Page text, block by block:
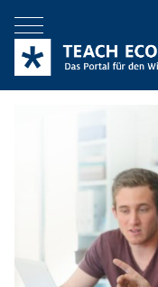
Menü öffnen